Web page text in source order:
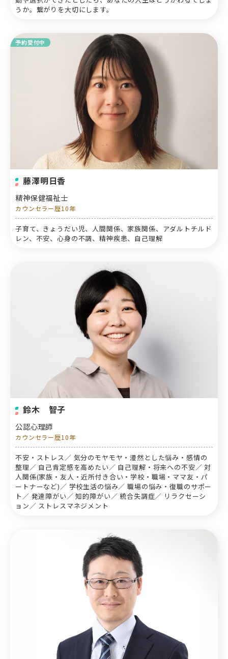
うか。繋がりを大切にします。
予約受付中
藤澤明日香
精神保健福祉士
カウンセラー歴10年
子育て、きょうだい児、人間関係、家族関係、アダルトチルド
レン、不安、心身の不調、精神疾患、自己理解
鈴木 智子
公認心理師
カウンセラー歴10年
不安・ストレス／ 気分のモヤモヤ・漫然とした悩み・感情の
整理／ 自己肯定感を高めたい／ 自己理解・将来への不安／ 対
人関係(家族・友人・近所付き合い・学校・職場・ママ友・パ
ートナーなど)／ 学校生活の悩み／ 職場の悩み・復職のサポー
ト／ 発達障がい／ 知的障がい／ 統合失調症／ リラクセーシ
ョン／ ストレスマネジメント